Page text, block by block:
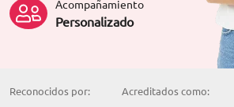
Acompañamiento
Personalizado
Reconocidos por: Acreditados como: